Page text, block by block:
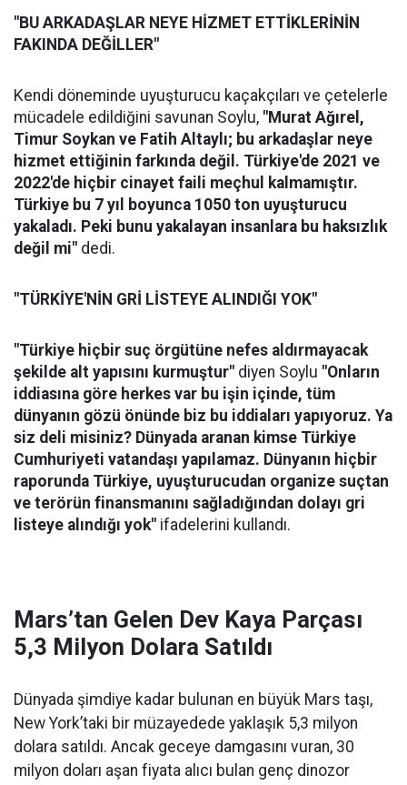
"BU ARKADAŞLAR NEYE HİZMET ETTİKLERİNİN
FAKINDA DEĞİLLER"
Kendi döneminde uyuşturucu kaçakçıları ve çetelerle
mücadele edildiğini savunan Soylu, "Murat Ağırel,
Timur Soykan ve Fatih Altaylı; bu arkadaşlar neye
hizmet ettiğinin farkında değil. Türkiye'de 2021 ve
2022'de hiçbir cinayet faili meçhul kalmamıştır.
Türkiye bu 7 yıl boyunca 1050 ton uyuşturucu
yakaladı. Peki bunu yakalayan insanlara bu haksızlık
değil mi" dedi.
"TÜRKİYE'NİN GRİ LİSTEYE ALINDIĞI YOK"
"Türkiye hiçbir suç örgütüne nefes aldırmayacak
şekilde alt yapısını kurmuştur" diyen Soylu "Onların
iddiasına göre herkes var bu işin içinde, tüm
dünyanın gözü önünde biz bu iddiaları yapıyoruz. Ya
siz deli misiniz? Dünyada aranan kimse Türkiye
Cumhuriyeti vatandaşı yapılamaz. Dünyanın hiçbir
raporunda Türkiye, uyuşturucudan organize suçtan
ve terörün finansmanını sağladığından dolayı gri
listeye alındığı yok" ifadelerini kullandı.
Mars’tan Gelen Dev Kaya Parçası
5,3 Milyon Dolara Satıldı
Dünyada şimdiye kadar bulunan en büyük Mars taşı,
New York’taki bir müzayedede yaklaşık 5,3 milyon
dolara satıldı. Ancak geceye damgasını vuran, 30
milyon doları aşan fiyata alıcı bulan genç dinozor